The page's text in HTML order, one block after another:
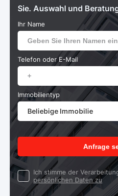
Sie. Auswahl und
Ihr Name
Telefon oder E-Mail
Immobilientyp
Beliebige Immobilie
Anfrage
Ich stimme der
persönlichen Daten zu